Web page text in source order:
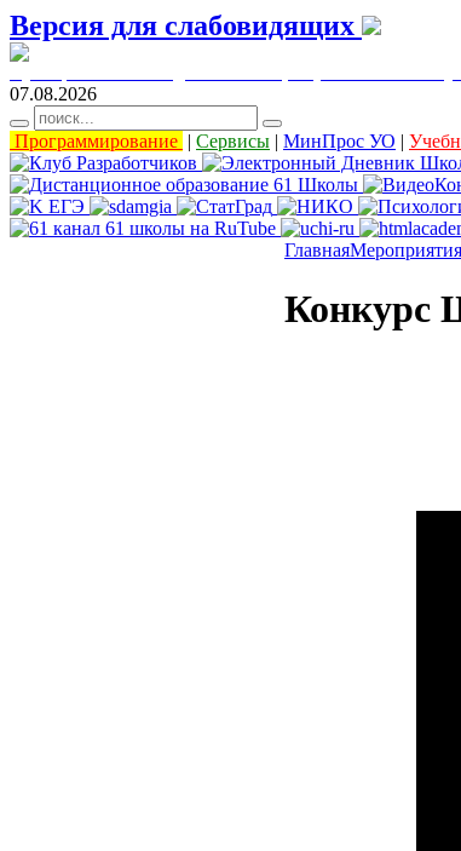
Версия для слабовидящих
07.08.2026
Программирование | Сервисы | МинПрос УО |
ГлавнаяМероприятия